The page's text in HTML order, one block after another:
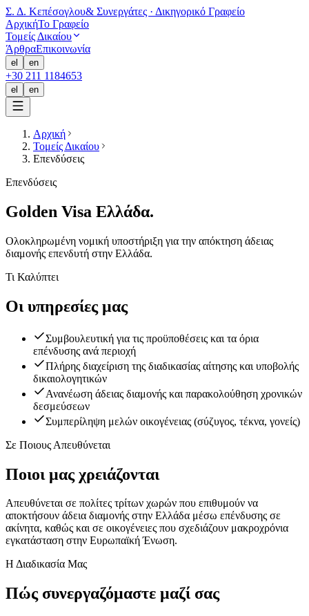
Σ. Δ. Κεπέσογλου& Συνεργάτες · Δικηγορικό Γραφείο
ΑρχικήΤο Γραφείο
Τομείς Δικαίου
ΆρθραΕπικοινωνία
el en
+30 211 1184653
el en
Αρχική
Τομείς Δικαίου
Επενδύσεις
Επενδύσεις
Golden Visa Ελλάδα.
Ολοκληρωμένη νομική υποστήριξη για την απόκτηση άδειας
διαμονής επενδυτή στην Ελλάδα.
Τι Καλύπτει
Οι υπηρεσίες μας
Συμβουλευτική για τις προϋποθέσεις και τα όρια
επένδυσης ανά περιοχή
Πλήρης διαχείριση της διαδικασίας αίτησης και υποβολής
δικαιολογητικών
Ανανέωση άδειας διαμονής και παρακολούθηση χρονικών
δεσμεύσεων
Συμπερίληψη μελών οικογένειας (σύζυγος, τέκνα, γονείς)
Σε Ποιους Απευθύνεται
Ποιοι μας χρειάζονται
Απευθύνεται σε πολίτες τρίτων χωρών που επιθυμούν να
αποκτήσουν άδεια διαμονής στην Ελλάδα μέσω επένδυσης σε
ακίνητα, καθώς και σε οικογένειες που σχεδιάζουν μακροχρόνια
εγκατάσταση στην Ευρωπαϊκή Ένωση.
Η Διαδικασία Μας
Πώς συνεργαζόμαστε μαζί σας